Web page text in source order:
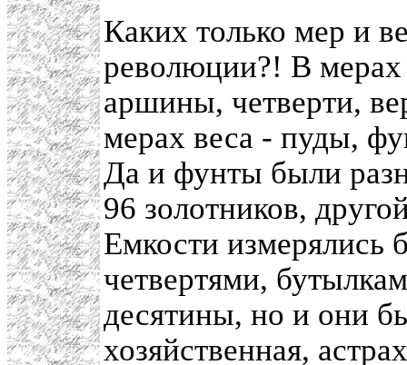
Каких только мер и
революции?! В
аршины, четверти,
мерах веса - пуды,
Да и фунты были
96 золотников,
Емкости измерялись
четвертями,
десятины, но и они
хозяйственная,